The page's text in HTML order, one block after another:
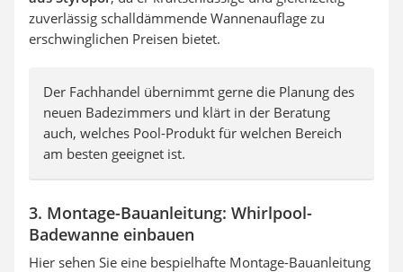
zuverlässig schalldämmende Wannenauflage zu
erschwinglichen Preisen bietet.
Der Fachhandel übernimmt gerne die Planung des
neuen Badezimmers und klärt in der Beratung
auch, welches Pool-Produkt für welchen Bereich
am besten geeignet ist.
3. Montage-Bauanleitung: Whirlpool-
Badewanne einbauen
Hier sehen Sie eine bespielhafte Montage-Bauanleitung